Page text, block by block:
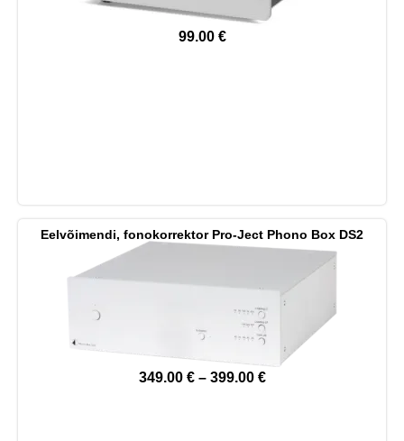
99.00 €
Eelvõimendi, fonokorrektor Pro-Ject Phono Box DS2
349.00 € – 399.00 €